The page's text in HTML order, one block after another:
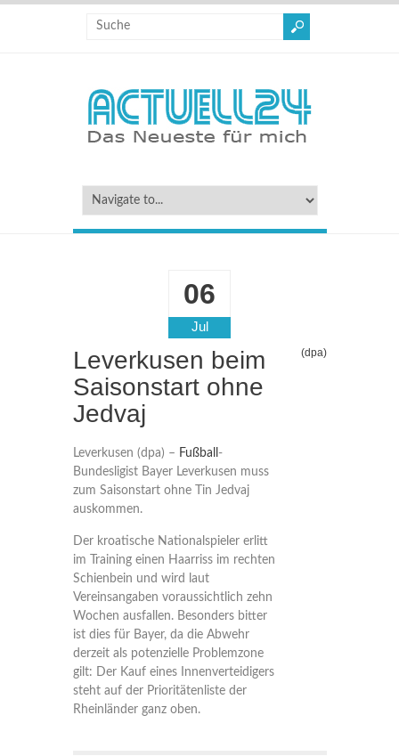
06
Jul
Leverkusen beim
Saisonstart ohne
Jedvaj
(dpa)
Leverkusen (dpa) – Fußball -
Bundesligist Bayer Leverkusen muss
zum Saisonstart ohne Tin Jedvaj
auskommen.
Der kroatische Nationalspieler erlitt
im Training einen Haarriss im rechten
Schienbein und wird laut
Vereinsangaben voraussichtlich zehn
Wochen ausfallen. Besonders bitter
ist dies für Bayer, da die Abwehr
derzeit als potenzielle Problemzone
gilt: Der Kauf eines Innenverteidigers
steht auf der Prioritätenliste der
Rheinländer ganz oben.